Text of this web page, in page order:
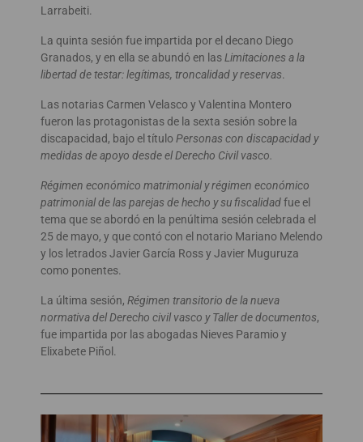
Larrabeiti.
La quinta sesión fue impartida por el decano Diego
Granados, y en ella se abundó en lasLimitaciones a la
libertad de testar: legítimas, troncalidad y reservas.
Las notarias Carmen Velasco y Valentina Montero
fueron las protagonistas de la sexta sesión sobre la
discapacidad, bajo el título Personas con discapacidad y
medidas de apoyo desde el Derecho Civil vasco.
Régimen económico matrimonial y régimen económico
patrimonial de las parejas de hecho y su fiscalidadfue el
tema que se abordó en la penúltima sesión celebrada el
25 de mayo, y que contó con el notario Mariano Melendo
y los letrados Javier García Ross y Javier Muguruza
como ponentes.
La última sesión, Régimen transitorio de la nueva
normativa del Derecho civil vasco y Taller de documentos,
fue impartida por las abogadas Nieves Paramio y
Elixabete Piñol.